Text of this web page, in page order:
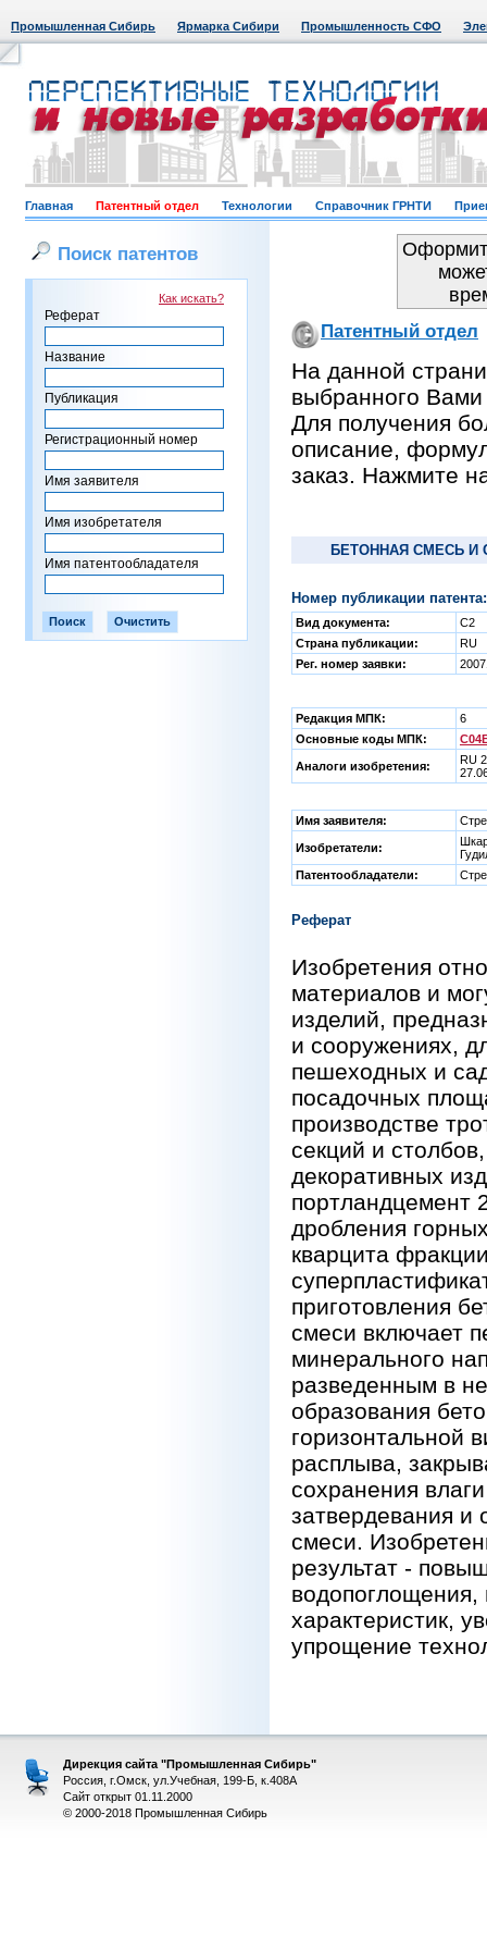
Промышленная Сибирь Ярмарка Сибири Промышленность СФО
Главная Патентный отдел Технологии Справочник ГРНТИ
Поиск патентов
Как искать?
Реферат
Название
Публикация
Регистрационный номер
Имя заявителя
Имя изобретателя
Имя патентообладателя
Патентный отдел
На данной
выбранного Вами
Для получения
описание,
заказ. Нажмите
БЕТОННАЯ СМЕСЬ И
Номер публикации
Вид документа:
C2
Страна публикации:
RU
Рег. номер заявки:
Редакция МПК:
6
Основные коды МПК:
Аналоги изобретения:
RU
Имя заявителя:
Изобретатели:
Патентообладатели:
Реферат
Изобретения
материалов и
изделий,
и сооружениях,
пешеходных и
посадочных
производстве
секций и
декоративных
портландцемент
дробления
кварцита
приготовления
смеси включает
минерального
разведенным в
образования
горизонтальной
расплыва,
сохранения
затвердевания и
смеси.
результат -
характеристик,
упрощение
Дирекция сайта "Промышленная Сибирь"
Россия, г.Омск, ул.Учебная, 199-Б, к.408А
Сайт открыт 01.11.2000
© 2000-2018 Промышленная Сибирь